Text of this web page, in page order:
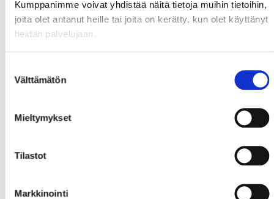
Kumppanimme voivat yhdistää näitä tietoja muihin tietoihin,
joita olet antanut heille tai joita on kerätty, kun olet käyttänyt
heidän palvelujaan.
valinta
Välttämätön
Mieltymykset
Tilastot
Markkinointi